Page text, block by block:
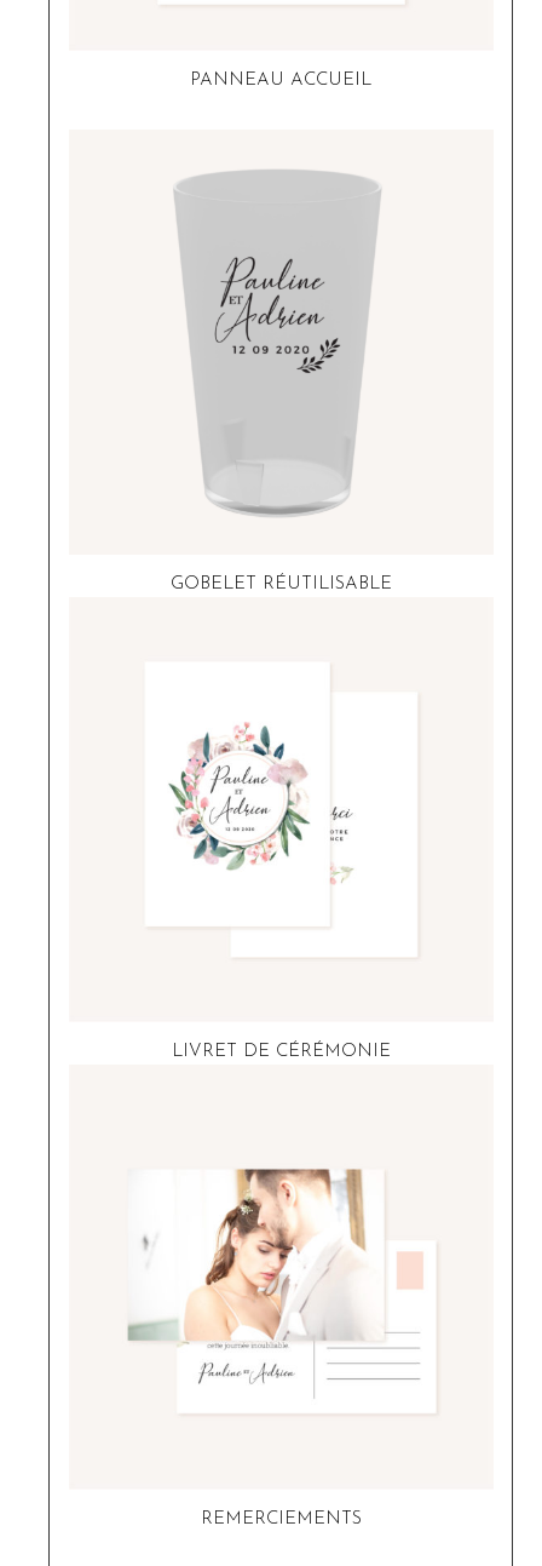
PANNEAU ACCUEIL
GOBELET RÉUTILISABLE
LIVRET DE CÉRÉMONIE
REMERCIEMENTS